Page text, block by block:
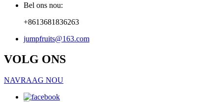
Bel ons nou:
+8613681836263
jumpfruits@163.com
VOLG ONS
NAVRAAG NOU